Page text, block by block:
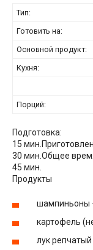
Тип:
Готовить на:
Основной продукт:
Кухня:
Порций:
Подготовка:
15 мин.
30 мин. Общее
45 мин.
Продукты
шампиньоны
картофель
лук